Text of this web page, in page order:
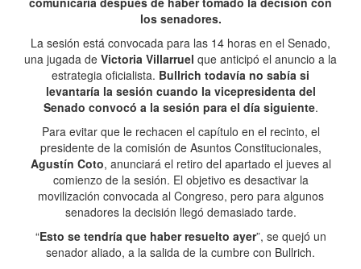
los senadores.
La sesión está convocada para las 14 horas en el Senado,
una jugada de Victoria Villarruel que anticipó el anuncio a la
estrategia oficialista. Bullrich todavía no sabía si
levantaría la sesión cuando la vicepresidenta del
Senado convocó a la sesión para el día siguiente.
Para evitar que le rechacen el capítulo en el recinto, el
presidente de la comisión de Asuntos Constitucionales,
Agustín Coto, anunciará el retiro del apartado el jueves al
comienzo de la sesión. El objetivo es desactivar la
movilización convocada al Congreso, pero para algunos
senadores la decisión llegó demasiado tarde.
“Esto se tendría que haber resuelto ayer”, se quejó un
senador aliado, a la salida de la cumbre con Bullrich.